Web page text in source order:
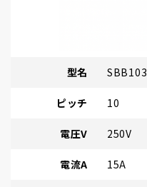
型名 SBB103
ピッチ 10
電圧V 250V
電流A 15A